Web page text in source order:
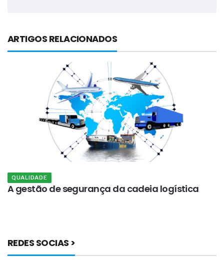
ARTIGOS RELACIONADOS
QUALIDADE
A gestão de segurança da cadeia logística
REDES SOCIAS >